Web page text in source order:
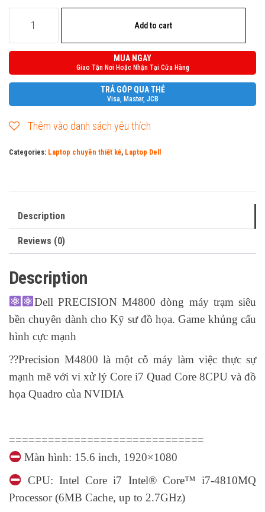
Precision
M4800
Add to cart
MUA NGAY
Giao Tận Nơi Hoặc Nhận Tại Cửa Hàng
TRẢ GÓP QUA THẺ
Visa, Master, JCB
Thêm vào danh sách yêu thích
Categories: Laptop chuyên thiết kế, Laptop Dell
Description
Reviews (0)
Description
Dell PRECISION M4800 dòng máy trạm siêu
bền chuyên dành cho Kỹ sư đồ họa. Game khủng cấu
hình cực mạnh
??Precision M4800 là một cỗ máy làm việc thực sự
mạnh mẽ với vi xử lý Core i7 Quad Core 8CPU và đồ
họa Quadro của NVIDIA
==============================
Màn hình: 15.6 inch, 1920×1080
CPU: Intel Core i7 Intel® Core™ i7-4810MQ
Processor (6MB Cache, up to 2.7GHz)